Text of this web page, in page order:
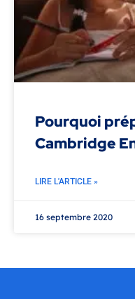
Pourquoi
Cambridge
LIRE L'ARTICLE »
16 septembre 2020